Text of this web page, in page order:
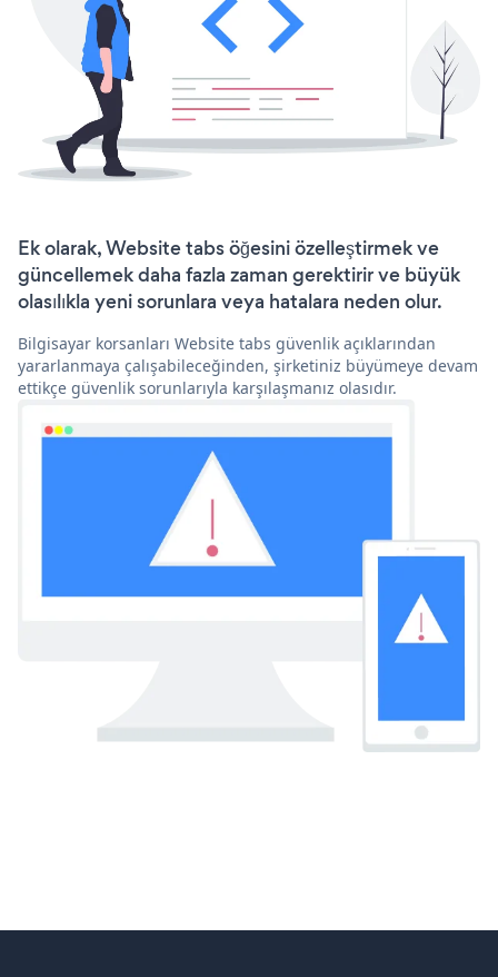
Ek olarak, Website tabs öğesini özelleştirmek ve
güncellemek daha fazla zaman gerektirir ve büyük
olasılıkla yeni sorunlara veya hatalara neden olur.
Bilgisayar korsanları Website tabs güvenlik açıklarından
yararlanmaya çalışabileceğinden, şirketiniz büyümeye devam
ettikçe güvenlik sorunlarıyla karşılaşmanız olasıdır.